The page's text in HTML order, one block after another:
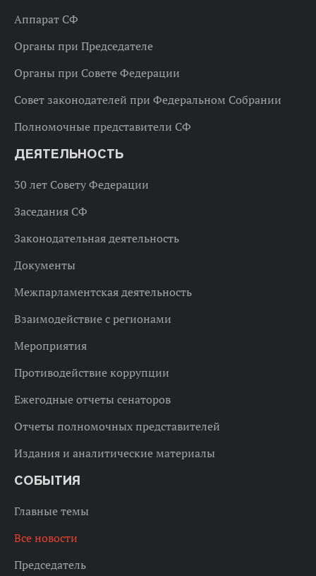
Аппарат СФ
Органы при Председателе
Органы при Совете Федерации
Совет законодателей при Федеральном Собрании
Полномочные представители СФ
ДЕЯТЕЛЬНОСТЬ
30 лет Совету Федерации
Заседания СФ
Законодательная деятельность
Документы
Межпарламентская деятельность
Взаимодействие с регионами
Мероприятия
Противодействие коррупции
Ежегодные отчеты сенаторов
Отчеты полномочных представителей
Издания и аналитические материалы
СОБЫТИЯ
Главные темы
Все новости
Председатель